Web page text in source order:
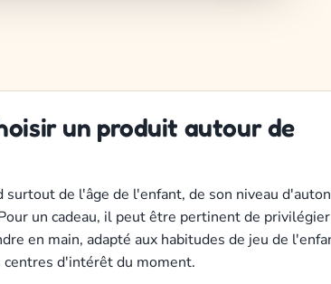
un produit autour de
surtout de l'âge de l'enfant, de son niveau
un cadeau, il peut être pertinent de
en main, adapté aux habitudes de jeu de
centres d'intérêt du moment.